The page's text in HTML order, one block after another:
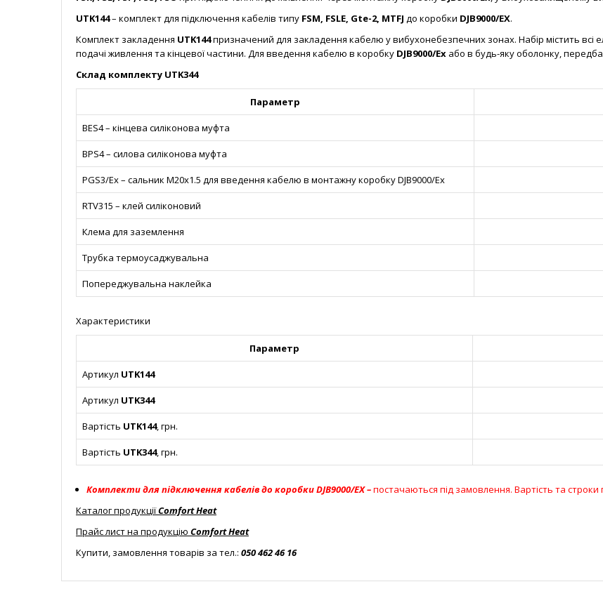
UTK144– комплект для підключення кабелів типу FSM, FSLE, Gte-2, MTFJ до коробки DJB9000/EX.
Комплект закладення UTK144призначений для закладення кабелю у вибухонебезпечних зонах. Набір містить всі
подачі живлення та кінцевої частини. Для введення кабелю в коробку DJB9000/Ex або в будь-яку оболонку,
Склад комплекту UTK344
Параметр
BES4 – кінцева силіконова муфта
BPS4 – силова силіконова муфта
PGS3/Ex – сальник M20x1.5 для введення кабелю в монтажну коробку DJB9000/Ex
RTV315 – клей силіконовий
Клема для заземлення
Трубка термоусаджувальна
Попереджувальна наклейка
Характеристики
Параметр
Артикул UTK144
Артикул UTK344
Вартість UTK144, грн.
Вартість UTK344, грн.
Комплекти для підключення кабелів до коробки DJB9000/EX –постачаються під замовлення. Вартість та
Каталог продукціїComfort Heat
Прайс лист на продукцію Comfort Heat
Купити, замовлення товарів за тел.: 050 462 46 16